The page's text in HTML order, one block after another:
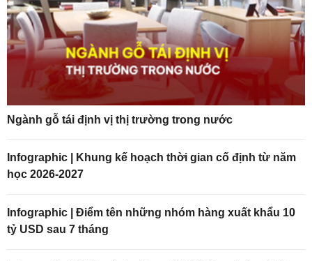
Ngành gỗ tái định vị thị trường trong nước
Infographic | Khung kế hoạch thời gian cố định từ năm
học 2026-2027
Infographic | Điểm tên những nhóm hàng xuất khẩu 10
tỷ USD sau 7 tháng